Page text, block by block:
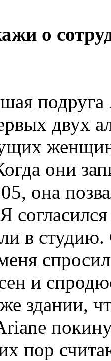
о
подруга
двух
они
она
в студию.
и
здании,
пор